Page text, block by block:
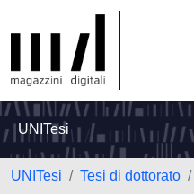
UNITesi
UNITesi Tesi di dottorato